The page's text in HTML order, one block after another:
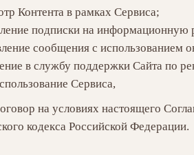
Контента в рамках Сервиса;
подписки на информационную
сообщения с использованием
в службу поддержки Сайта по
Сервиса,
на условиях настоящего
кодекса Российской Федерации.